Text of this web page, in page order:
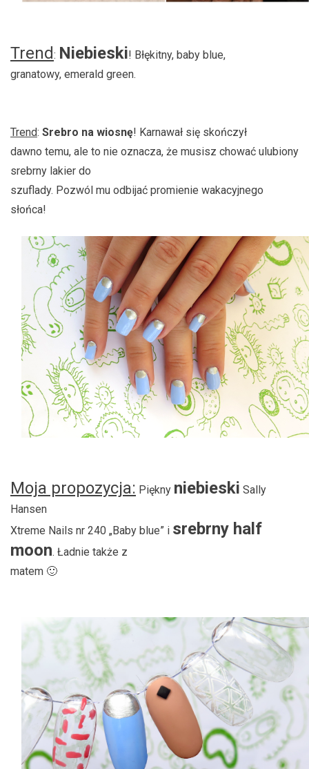
Trend : Niebieski! Błękitny, baby blue,
granatowy, emerald green.
Trend: Srebro na wiosnę! Karnawał się skończył
dawno temu, ale to nie oznacza, że musisz chować ulubiony
srebrny lakier do
szuflady. Pozwól mu odbijać promienie wakacyjnego
słońca!
Moja propozycja: Piękny niebieski Sally
Hansen
Xtreme Nails nr 240 „Baby blue” i srebrny half
moon. Ładnie także z
matem 🙂